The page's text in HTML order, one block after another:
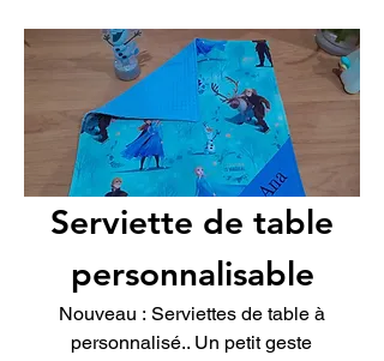
Serviette de table
personnalisable
Nouveau : Serviettes de table à
personnalisé.. Un petit geste